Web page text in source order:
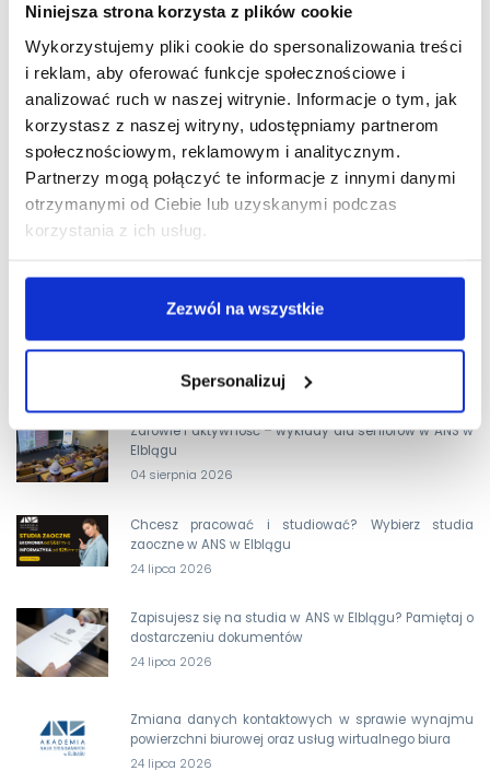
Niniejsza strona korzysta z plików cookie
Wykorzystujemy pliki cookie do spersonalizowania treści
i reklam, aby oferować funkcje społecznościowe i
analizować ruch w naszej witrynie. Informacje o tym, jak
korzystasz z naszej witryny, udostępniamy partnerom
społecznościowym, reklamowym i analitycznym.
Partnerzy mogą połączyć te informacje z innymi danymi
otrzymanymi od Ciebie lub uzyskanymi podczas
korzystania z ich usług.
Zezwól na wszystkie
Spersonalizuj
OSTATNIE AKTUALNOŚCI
Dodatkowa rekrutacja wystartowała. Wybierz kierunek
dla siebie i ZOSTAŃ KIMŚ z ANS w Elblągu!
05 sierpnia 2026
Zdrowie i aktywność – wykłady dla seniorów w ANS w
Elblągu
04 sierpnia 2026
Chcesz pracować i studiować? Wybierz studia
zaoczne w ANS w Elblągu
24 lipca 2026
Zapisujesz się na studia w ANS w Elblągu? Pamiętaj o
dostarczeniu dokumentów
24 lipca 2026
Zmiana danych kontaktowych w sprawie wynajmu
powierzchni biurowej oraz usług wirtualnego biura
24 lipca 2026